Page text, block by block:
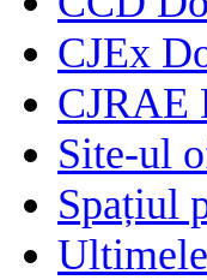
CJEx
CJRAE
Site-ul
Spațiul